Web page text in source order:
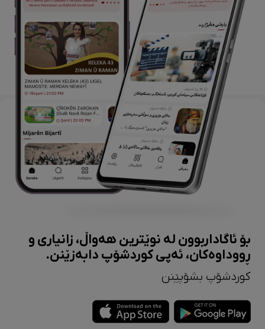
بۆ ئاگاداربوون لە نوێترین هەواڵ، زانیاری و
ڕووداوەکان، ئەپی کوردشۆپ دابەزێنن.
کوردشۆپ بشۆپێنن